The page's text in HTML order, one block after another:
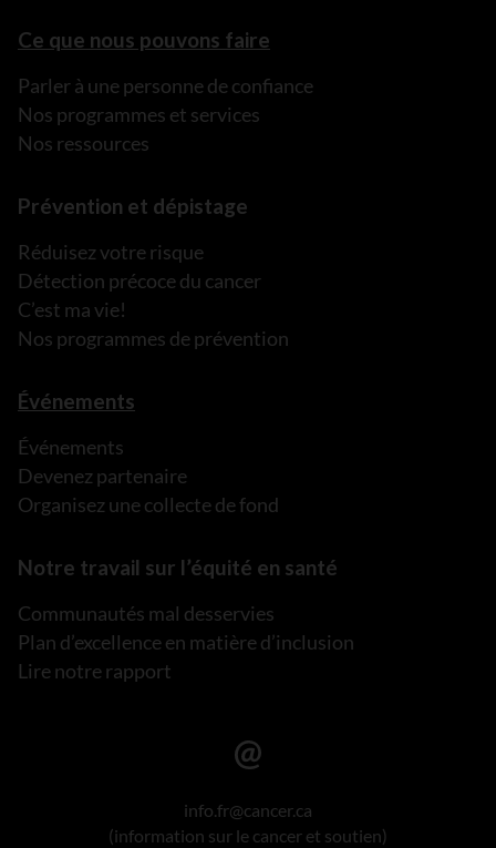
Ce que nous pouvons faire
Parler à une personne de confiance
Nos programmes et services
Nos ressources
Prévention et dépistage
Réduisez votre risque
Détection précoce du cancer
C’est ma vie!
Nos programmes de prévention
Événements
Événements
Devenez partenaire
Organisez une collecte de fond
Notre travail sur l’équité en santé
Communautés mal desservies
Plan d’excellence en matière d’inclusion
Lire notre rapport
info.fr@cancer.ca
(information sur le cancer et soutien)